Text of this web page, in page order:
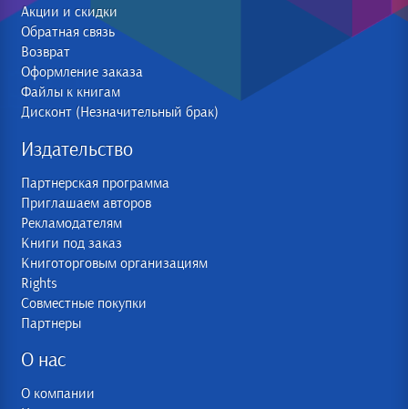
Акции и скидки
Обратная связь
Возврат
Оформление заказа
Файлы к книгам
Дисконт (Незначительный брак)
Издательство
Партнерская программа
Приглашаем авторов
Рекламодателям
Книги под заказ
Книготорговым организациям
Rights
Совместные покупки
Партнеры
О нас
О компании